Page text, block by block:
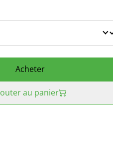
Acheter
au panier